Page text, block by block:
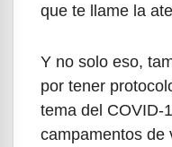
que te llame la
Y no solo eso,
por tener
tema del COVID-
campamentos de